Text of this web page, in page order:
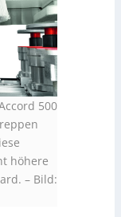
500
höhere
– Bild: